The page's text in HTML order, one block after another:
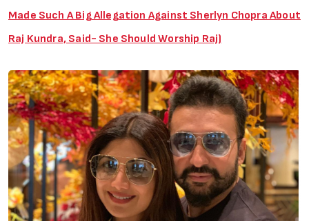
Made Such A Big Allegation Against Sherlyn Chopra About
Raj Kundra, Said- She Should Worship Raj)